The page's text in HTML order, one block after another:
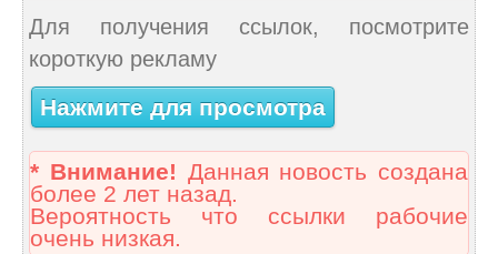
Для получения ссылок, посмотрите
короткую рекламу
Нажмите для просмотра
* Внимание! Данная новость создана
более 2 лет назад.
Вероятность что ссылки рабочие
очень низкая.